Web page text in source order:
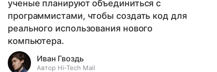
ученые планируют объединиться с
программистами, чтобы создать код для
реального использования нового
компьютера.
Иван Гвоздь
Автор Hi-Tech Mail